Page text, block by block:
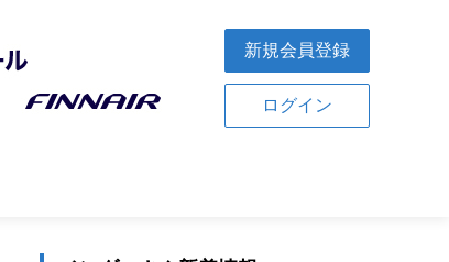
新規会員登録
ログイン